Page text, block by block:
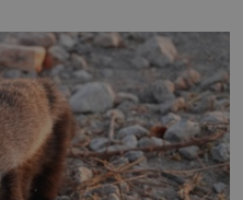
manžel pořídil milenku,